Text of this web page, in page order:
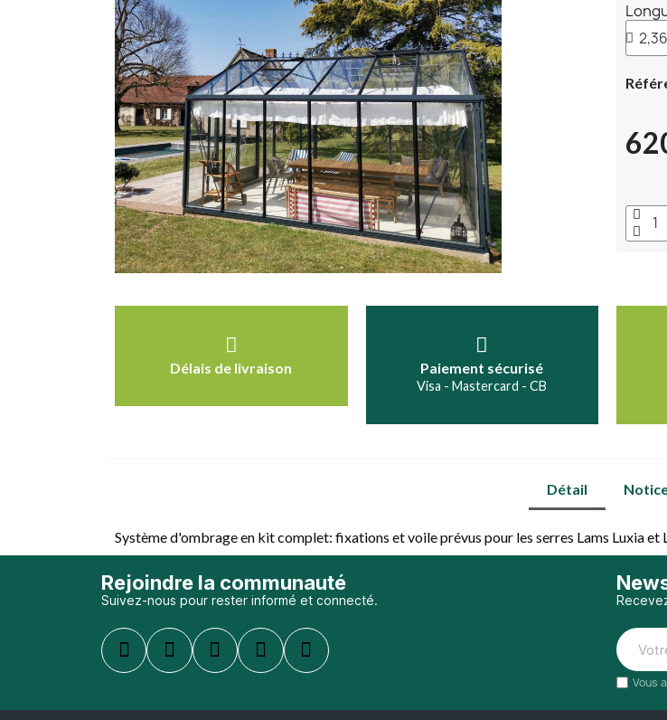
Délais de livraison Paiement sécurisé
Visa - Mastercard - CB
Détail
Système d'ombrage en kit complet: fixations et voile prévus pour les serres Lams Luxia
Rejoindre la communauté
Suivez-nous pour rester informé et connecté.
Vous